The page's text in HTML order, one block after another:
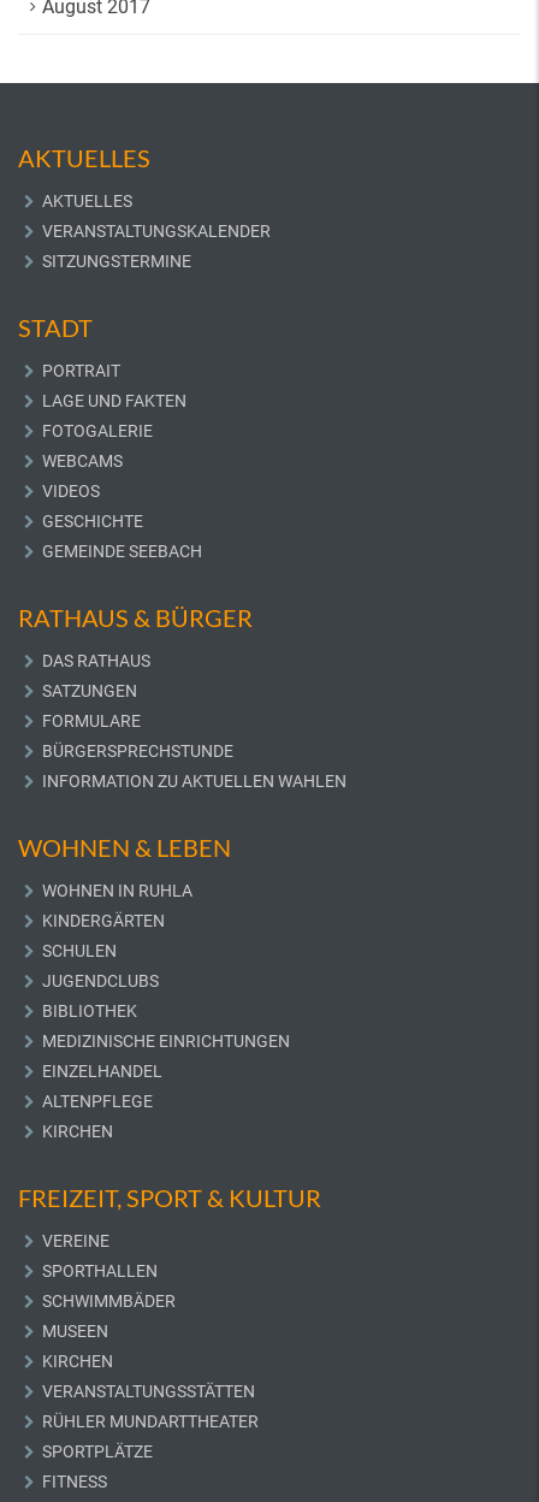
August 2017
AKTUELLES
AKTUELLES
VERANSTALTUNGSKALENDER
SITZUNGSTERMINE
STADT
PORTRAIT
LAGE UND FAKTEN
FOTOGALERIE
WEBCAMS
VIDEOS
GESCHICHTE
GEMEINDE SEEBACH
RATHAUS & BÜRGER
DAS RATHAUS
SATZUNGEN
FORMULARE
BÜRGERSPRECHSTUNDE
INFORMATION ZU AKTUELLEN WAHLEN
WOHNEN & LEBEN
WOHNEN IN RUHLA
KINDERGÄRTEN
SCHULEN
JUGENDCLUBS
BIBLIOTHEK
MEDIZINISCHE EINRICHTUNGEN
EINZELHANDEL
ALTENPFLEGE
KIRCHEN
FREIZEIT, SPORT & KULTUR
VEREINE
SPORTHALLEN
SCHWIMMBÄDER
MUSEEN
KIRCHEN
VERANSTALTUNGSSTÄTTEN
RÜHLER MUNDARTTHEATER
SPORTPLÄTZE
FITNESS